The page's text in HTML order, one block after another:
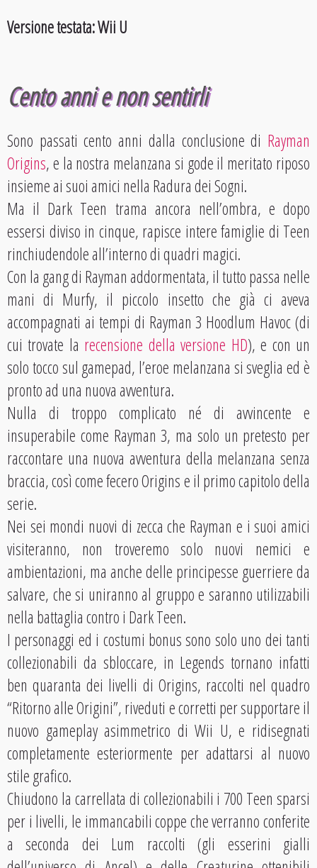
Versione testata: Wii U
Cento anni e non sentirli
Sono passati cento anni dalla conclusione di Rayman
Origins, e la nostra melanzana si gode il meritato riposo
insieme ai suoi amici nella Radura dei Sogni.
Ma il Dark Teen trama ancora nell’ombra, e dopo
essersi diviso in cinque, rapisce intere famiglie di Teen
rinchiudendole all’interno di quadri magici.
Con la gang di Rayman addormentata, il tutto passa nelle
mani di Murfy, il piccolo insetto che già ci aveva
accompagnati ai tempi di Rayman 3 Hoodlum Havoc (di
cui trovate la recensione della versione HD), e con un
solo tocco sul gamepad, l’eroe melanzana si sveglia ed è
pronto ad una nuova avventura.
Nulla di troppo complicato né di avvincente e
insuperabile come Rayman 3, ma solo un pretesto per
raccontare una nuova avventura della melanzana senza
braccia, così come fecero Origins e il primo capitolo della
serie.
Nei sei mondi nuovi di zecca che Rayman e i suoi amici
visiteranno, non troveremo solo nuovi nemici e
ambientazioni, ma anche delle principesse guerriere da
salvare, che si uniranno al gruppo e saranno utilizzabili
nella battaglia contro i Dark Teen.
I personaggi ed i costumi bonus sono solo uno dei tanti
collezionabili da sbloccare, in Legends tornano infatti
ben quaranta dei livelli di Origins, raccolti nel quadro
“Ritorno alle Origini”, riveduti e corretti per supportare il
nuovo gameplay asimmetrico di Wii U, e ridisegnati
completamente esteriormente per adattarsi al nuovo
stile grafico.
Chiudono la carrellata di collezionabili i 700 Teen sparsi
per i livelli, le immancabili coppe che verranno conferite
a seconda dei Lum raccolti (gli esserini gialli